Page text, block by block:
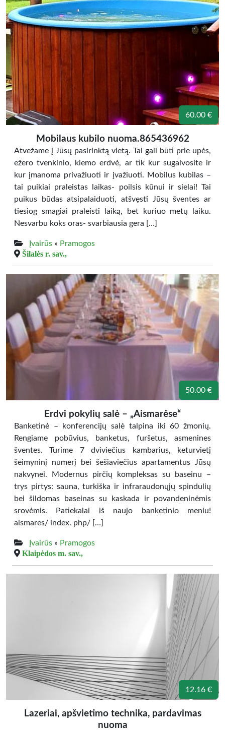
60.00 €
Mobilaus kubilo nuoma.865436962
Atvežame į Jūsų pasirinktą vietą. Tai gali būti prie upės,
ežero tvenkinio, kiemo erdvė, ar tik kur sugalvosite ir
kur įmanoma privažiuoti ir įvažiuoti. Mobilus kubilas –
tai puikiai praleistas laikas- poilsis kūnui ir sielai! Tai
puikus būdas atsipalaiduoti, atšvęsti Jūsų šventes ar
tiesiog smagiai praleisti laiką, bet kuriuo metų laiku.
Nesvarbu koks oras- svarbiausia gera […]
Įvairūs » Pramogos
Šilalės r. sav.,
50.00 €
Erdvi pokylių salė – „Aismarėse“
Banketinė – konferencijų salė talpina iki 60 žmonių.
Rengiame pobūvius, banketus, furšetus, asmenines
šventes. Turime 7 dviviečius kambarius, keturvietį
šeimyninį numerį bei šešiaviečius apartamentus Jūsų
nakvynei. Modernus pirčių kompleksas su baseinu –
trys pirtys: sauna, turkiška ir infraraudonųjų spindulių
bei šildomas baseinas su kaskada ir povandeninėmis
srovėmis. Patiekalai iš naujo banketinio meniu!
aismares/ index. php/ […]
Įvairūs » Pramogos
Klaipėdos m. sav.,
12.16 €
Lazeriai, apšvietimo technika, pardavimas
nuoma